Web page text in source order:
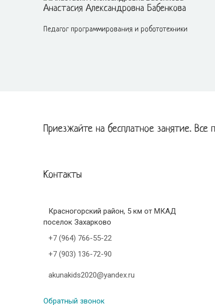
Анастасия Александровна Бабенкова
Педагог программирования и робототехники
Приезжайте на бесплатное занятие.
Контакты
Красногорский район, 5 км от МКАД
поселок Захарково
+7 (964) 766-55-22
+7 (903) 136-72-90
akunakids2020@yandex.ru
Обратный звонок